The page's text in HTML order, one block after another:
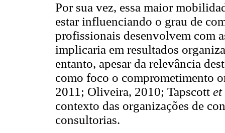
Por sua vez, essa maior
estar influenciando o grau de
profissionais desenvolvem com
implicaria em resultados
entanto, apesar da relevância
como foco o comprometimento
2011; Oliveira, 2010; Tapscott
contexto das organizações de
consultorias.